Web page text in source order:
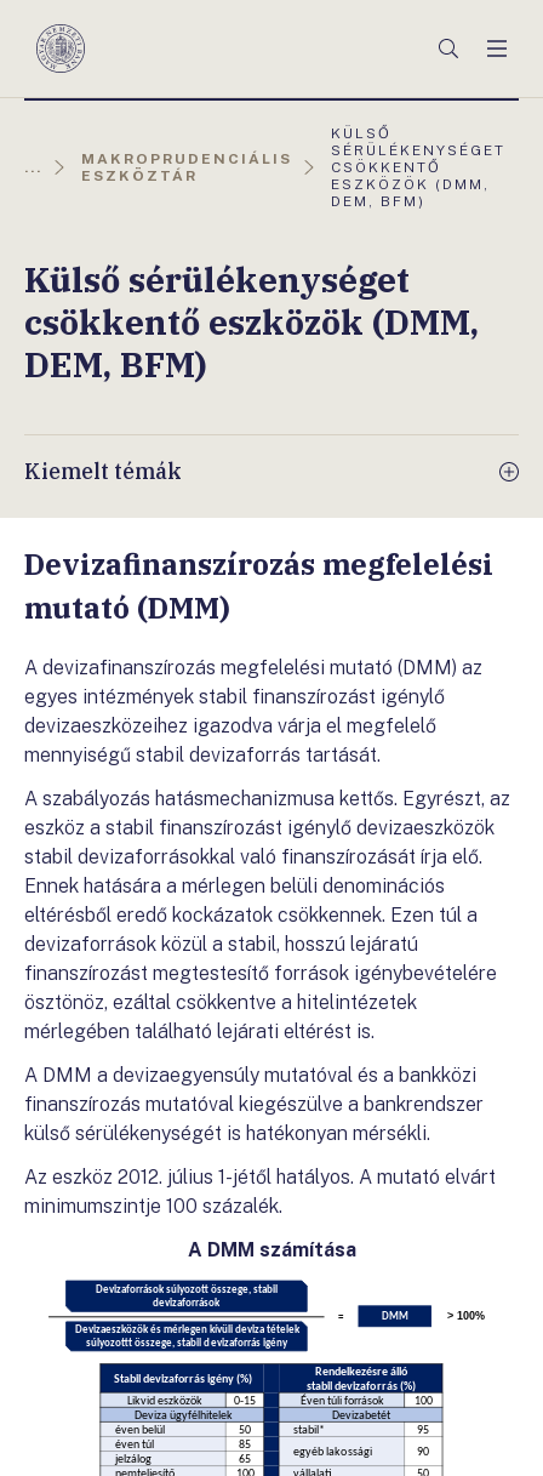
Magyar
Keresés
...
MAKROPRUDENCIÁLIS
ESZKÖZTÁR
AKTUÁLIS
OLDAL:
KÜLSŐ
SÉRÜLÉKENYSÉGET
CSÖKKENTŐ
ESZKÖZÖK (DMM,
DEM, BFM)
Külső sérülékenységet
csökkentő eszközök (DMM,
DEM, BFM)
Kiemelt témák
Devizafinanszírozás megfelelési
mutató (DMM)
A devizafinanszírozás megfelelési mutató (DMM) az
egyes intézmények stabil finanszírozást igénylő
devizaeszközeihez igazodva várja el megfelelő
mennyiségű stabil devizaforrás tartását.
A szabályozás hatásmechanizmusa kettős. Egyrészt, az
eszköz a stabil finanszírozást igénylő devizaeszközök
stabil devizaforrásokkal való finanszírozását írja elő.
Ennek hatására a mérlegen belüli denominációs
eltérésből eredő kockázatok csökkennek. Ezen túl a
devizaforrások közül a stabil, hosszú lejáratú
finanszírozást megtestesítő források igénybevételére
ösztönöz, ezáltal csökkentve a hitelintézetek
mérlegében található lejárati eltérést is.
A DMM a devizaegyensúly mutatóval és a bankközi
finanszírozás mutatóval kiegészülve a bankrendszer
külső sérülékenységét is hatékonyan mérsékli.
Az eszköz 2012. július 1-jétől hatályos. A mutató elvárt
minimumszintje 100 százalék.
A DMM számítása